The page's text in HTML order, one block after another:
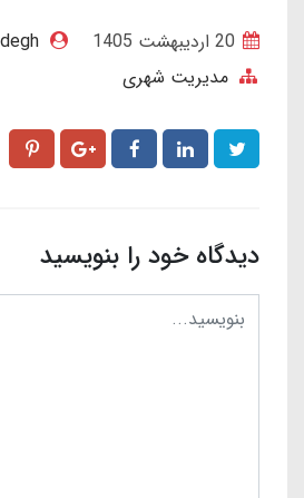
مدیریت شهری
دیدگاه خود را بنویسید